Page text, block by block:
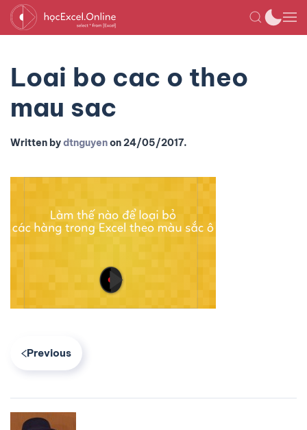
Loai bo cac o theo
mau sac
Written bydtnguyenon24/05/2017.
Previous